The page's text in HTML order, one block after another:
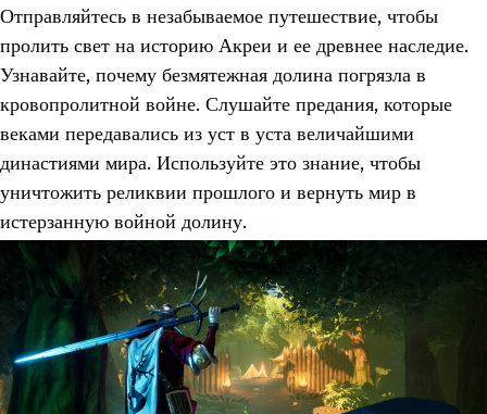
Отправляйтесь в незабываемое путешествие, чтобы
пролить свет на историю Акреи и ее древнее наследие.
Узнавайте, почему безмятежная долина погрязла в
кровопролитной войне. Слушайте предания, которые
веками передавались из уст в уста величайшими
династиями мира. Используйте это знание, чтобы
уничтожить реликвии прошлого и вернуть мир в
истерзанную войной долину.